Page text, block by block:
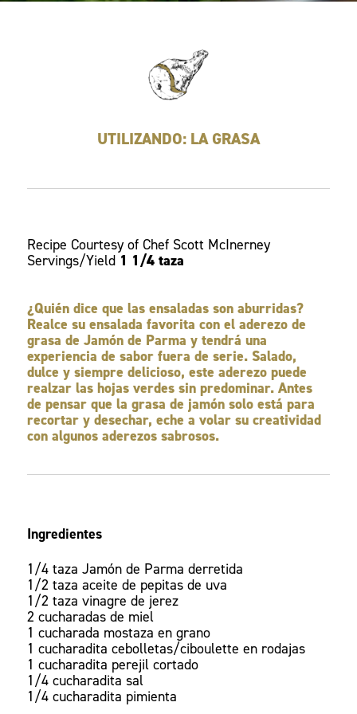
UTILIZANDO: LA GRASA
Recipe Courtesy of Chef Scott McInerney
Servings/Yield 1 1/4 taza
¿Quién dice que las ensaladas son aburridas?
Realce su ensalada favorita con el aderezo de
grasa de Jamón de Parma y tendrá una
experiencia de sabor fuera de serie. Salado,
dulce y siempre delicioso, este aderezo puede
realzar las hojas verdes sin predominar. Antes
de pensar que la grasa de jamón solo está para
recortar y desechar, eche a volar su creatividad
con algunos aderezos sabrosos.
Ingredientes
1/4 taza Jamón de Parma derretida
1/2 taza aceite de pepitas de uva
1/2 taza vinagre de jerez
2 cucharadas de miel
1 cucharada mostaza en grano
1 cucharadita cebolletas/ciboulette en rodajas
1 cucharadita perejil cortado
1/4 cucharadita sal
1/4 cucharadita pimienta